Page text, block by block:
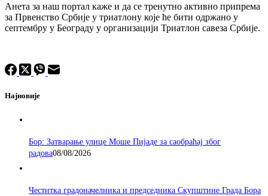
Анета за наш портал каже и да се тренутно активно припрема
за Првенство Србије у триатлону које ће бити одржано у
септембру у Београду у организацији Триатлон савеза Србије.
Најновије
Бор: Затварање улице Моше Пијаде за саобраћај због
радова08/08/2026
Честитка градоначелника и председника Скупштине Града Бора